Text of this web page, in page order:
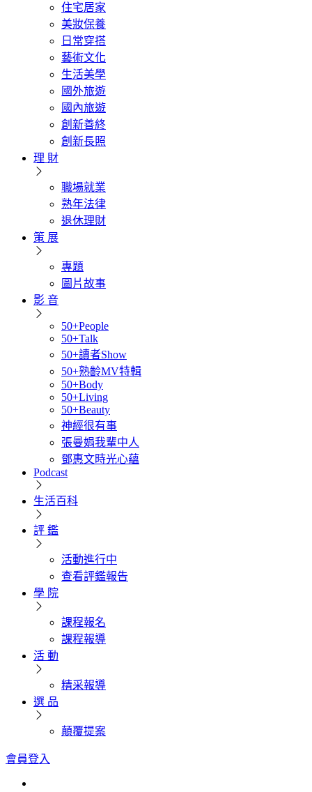
住宅居家
美妝保養
日常穿搭
藝術文化
生活美學
國外旅遊
國內旅遊
創新善終
創新長照
理 財
職場就業
熟年法律
退休理財
策 展
專題
圖片故事
影 音
50+People
50+Talk
50+讀者Show
50+熟齡MV特輯
50+Body
50+Living
50+Beauty
神經很有事
張曼娟我輩中人
鄧惠文時光心蘊
Podcast
生活百科
評 鑑
活動進行中
查看評鑑報告
學 院
課程報名
課程報導
活 動
精采報導
選 品
顛覆提案
會員登入